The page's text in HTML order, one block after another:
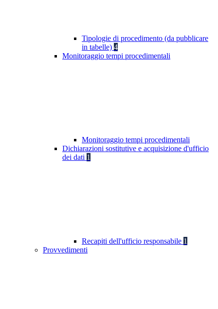
Tipologie di procedimento (da pubblicare
in tabelle) 4
Monitoraggio tempi procedimentali
Monitoraggio tempi procedimentali
Dichiarazioni sostitutive e acquisizione d'ufficio
dei dati 1
Recapiti dell'ufficio responsabile 1
Provvedimenti